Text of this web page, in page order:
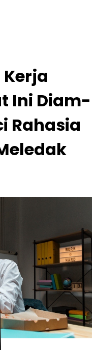
Kerja
Ini Diam-
Rahasia